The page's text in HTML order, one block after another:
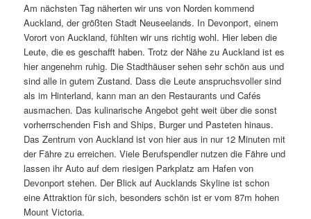
Am nächsten Tag näherten wir uns von Norden kommend
Auckland, der größten Stadt Neuseelands. In Devonport, einem
Vorort von Auckland, fühlten wir uns richtig wohl. Hier leben die
Leute, die es geschafft haben. Trotz der Nähe zu Auckland ist es
hier angenehm ruhig. Die Stadthäuser sehen sehr schön aus und
sind alle in gutem Zustand. Dass die Leute anspruchsvoller sind
als im Hinterland, kann man an den Restaurants und Cafés
ausmachen. Das kulinarische Angebot geht weit über die sonst
vorherrschenden Fish and Ships, Burger und Pasteten hinaus.
Das Zentrum von Auckland ist von hier aus in nur 12 Minuten mit
der Fähre zu erreichen. Viele Berufspendler nutzen die Fähre und
lassen ihr Auto auf dem riesigen Parkplatz am Hafen von
Devonport stehen. Der Blick auf Aucklands Skyline ist schon
eine Attraktion für sich, besonders schön ist er vom 87m hohen
Mount Victoria.